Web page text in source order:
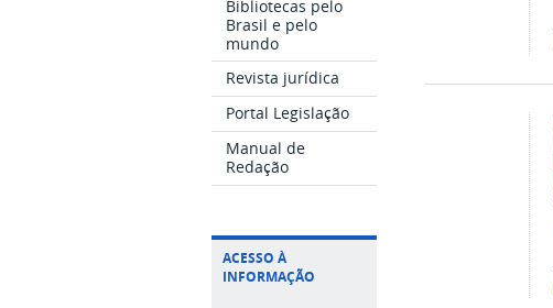
Bibliotecas pelo
Brasil e pelo
mundo
Revista jurídica
Portal Legislação
Manual de
Redação
ACESSO À
INFORMAÇÃO